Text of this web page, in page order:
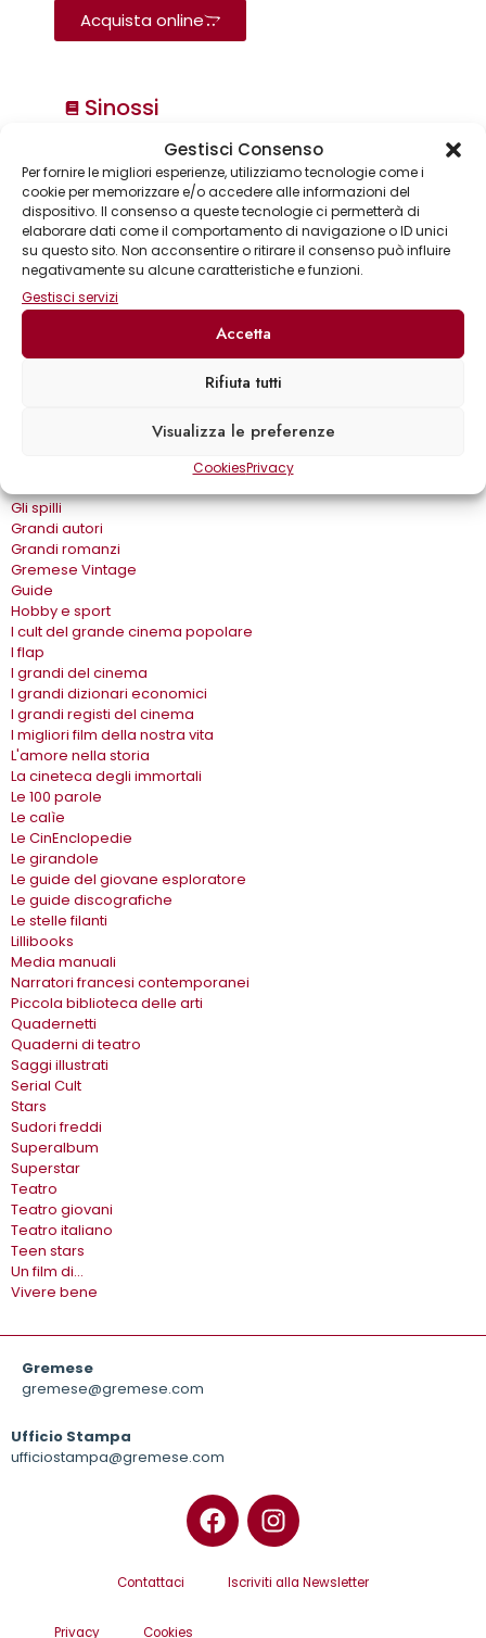
Gestisci Consenso
Per fornire le migliori esperienze, utilizziamo tecnologie come i
cookie per memorizzare e/o accedere alle informazioni del
dispositivo. Il consenso a queste tecnologie ci permetterà di
elaborare dati come il comportamento di navigazione o ID unici
su questo sito. Non acconsentire o ritirare il consenso può influire
negativamente su alcune caratteristiche e funzioni.
Gestisci servizi
Accetta
Rifiuta tutti
Visualizza le preferenze
CookiesPrivacy
Acquista online
Sinossi
Collane
Annuari & Guide
Astronomia & dintorni
Bear Grylls adventures
Biblioteca delle arti
Biblioteca gastronomica
Cinema e miti
Crimen
Dive&Divi
Gli spilli
Grandi autori
Grandi romanzi
Gremese Vintage
Guide
Hobby e sport
I cult del grande cinema popolare
I flap
I grandi del cinema
I grandi dizionari economici
I grandi registi del cinema
I migliori film della nostra vita
L'amore nella storia
La cineteca degli immortali
Le 100 parole
Le calìe
Le CinEnclopedie
Le girandole
Le guide del giovane esploratore
Le guide discografiche
Le stelle filanti
Lillibooks
Media manuali
Narratori francesi contemporanei
Piccola biblioteca delle arti
Quadernetti
Quaderni di teatro
Saggi illustrati
Serial Cult
Stars
Sudori freddi
Superalbum
Superstar
Teatro
Teatro giovani
Teatro italiano
Teen stars
Un film di…
Vivere bene
Gremese
gremese@gremese.com
Ufficio Stampa
ufficiostampa@gremese.com
Contattaci Iscriviti alla Newsletter
Privacy Cookies